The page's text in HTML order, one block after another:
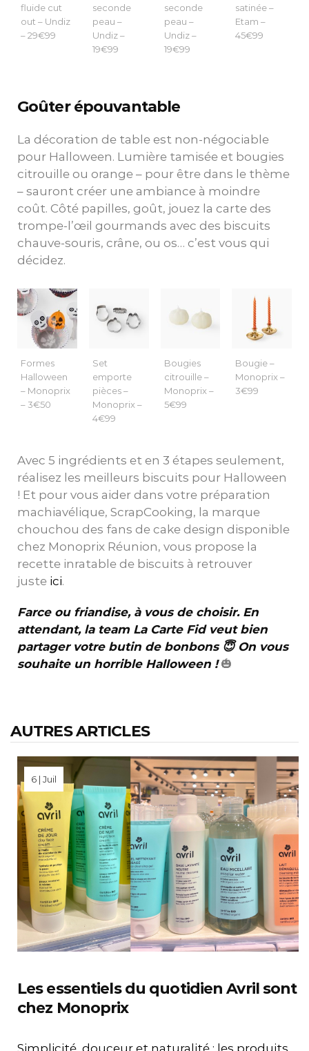
fluide cut
out – Undiz
– 29€99
seconde
peau –
Undiz –
19€99
seconde
peau –
Undiz –
19€99
satinée –
Etam –
45€99
Goûter épouvantable
La décoration de table est non-négociable
pour Halloween. Lumière tamisée et bougies
citrouille ou orange – pour être dans le thème
– sauront créer une ambiance à moindre
coût. Côté papilles, goût, jouez la carte des
trompe-l’œil gourmands avec des biscuits
chauve-souris, crâne, ou os… c’est vous qui
décidez.
Formes
Halloween
– Monoprix
– 3€50
Set
emporte
pièces –
Monoprix –
4€99
Bougies
citrouille –
Monoprix –
5€99
Bougie –
Monoprix –
3€99
Avec 5 ingrédients et en 3 étapes seulement,
réalisez les meilleurs biscuits pour Halloween
! Et pour vous aider dans votre préparation
machiavélique, ScrapCooking, la marque
chouchou des fans de cake design disponible
chez Monoprix Réunion, vous propose la
recette inratable de biscuits à retrouver
juste ici.
Farce ou friandise, à vous de choisir. En
attendant, la team La Carte Fid veut bien
partager votre butin de bonbons 😇 On vous
souhaite un horrible Halloween !🎃
AUTRES ARTICLES
6 | Juil
Les essentiels du quotidien Avril sont
chez Monoprix
Simplicité, douceur et naturalité : les produits